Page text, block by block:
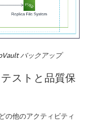
バックアップ
ストと品質保
の他のアクティビティ